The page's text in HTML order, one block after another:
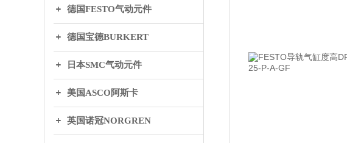
德国FESTO气动元件
德国宝德BURKERT
日本SMC气动元件
美国ASCO阿斯卡
英国诺冠NORGREN